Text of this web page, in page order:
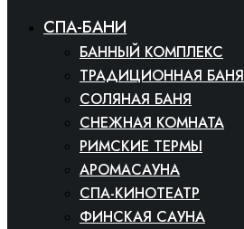
СПА-БАНИ
БАННЫЙ КОМПЛЕКС
ТРАДИЦИОННАЯ БАНЯ
СОЛЯНАЯ БАНЯ
СНЕЖНАЯ КОМНАТА
РИМСКИЕ ТЕРМЫ
АРОМАСАУНА
СПА-КИНОТЕАТР
ФИНСКАЯ САУНА